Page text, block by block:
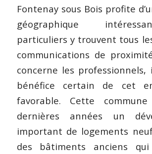
Fontenay sous Bois profite
géographique
particuliers y trouvent tous
communications de
concerne les
bénéfice certain de cet
favorable. Cette
dernières années un
important de logements
des bâtiments anciens